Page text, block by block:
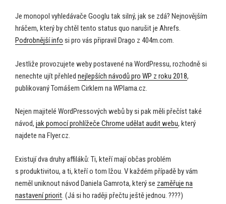
Je monopol vyhledávače Googlu tak silný, jak se zdá? Nejnovějším
hráčem, který by chtěl tento status quo narušit je Ahrefs.
Podrobnější info si pro vás připravil Drago z 404m.com.
Jestliže provozujete weby postavené na WordPressu, rozhodně si
nenechte ujít přehled nejlepších návodů pro WP z roku 2018,
publikovaný Tomášem Cirklem na WPlama.cz.
Nejen majitelé WordPressových webů by si pak měli přečíst také
návod, jak pomocí prohlížeče Chrome udělat audit webu, který
najdete na Flyer.cz.
Existují dva druhy affiláků: Ti, kteří mají občas problém
s produktivitou, a ti, kteří o tom lžou. V každém případě by vám
neměl uniknout návod Daniela Gamrota, který se zaměřuje na
nastavení priorit. (Já si ho raději přečtu ještě jednou. ????)